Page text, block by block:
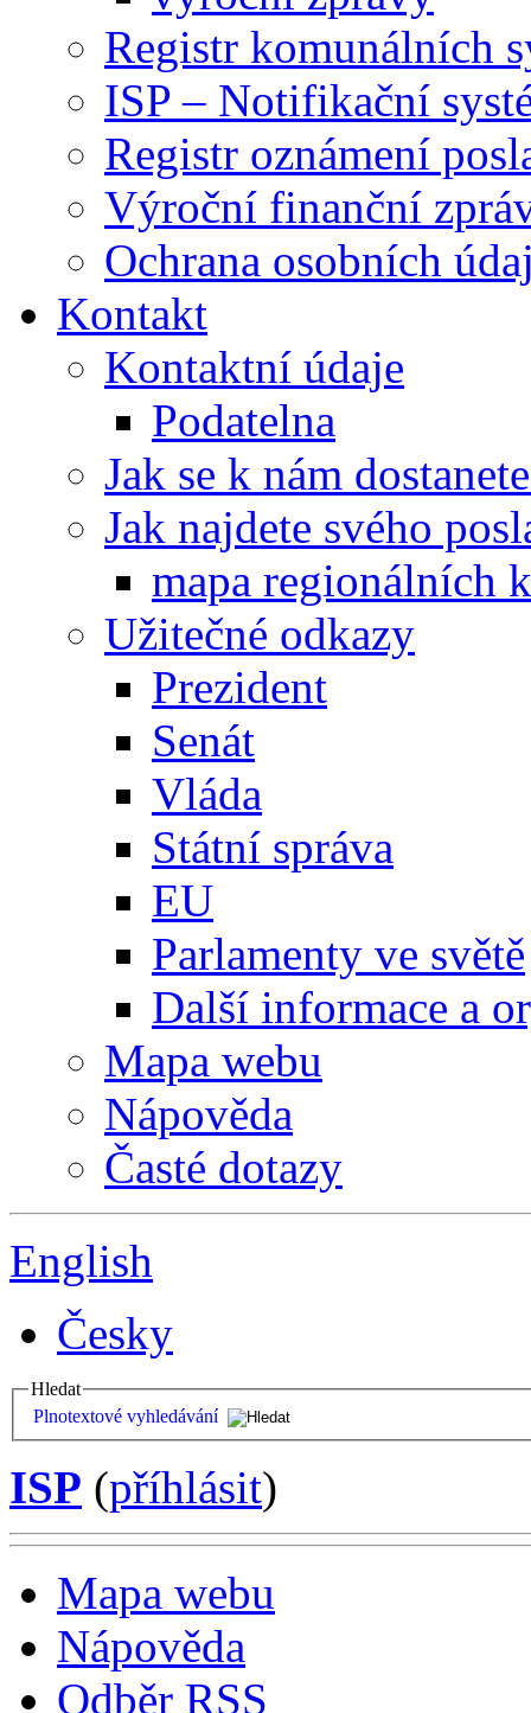
Registr komunálních
ISP – Notifikační
Registr oznámení
Výroční finanční
Ochrana osobních
Kontakt
Kontaktní údaje
Podatelna
Jak se k nám
Jak najdete svého
mapa regionálních
Užitečné odkazy
Prezident
Senát
Vláda
Státní správa
EU
Parlamenty ve světě
Další informace a
Mapa webu
Nápověda
Časté dotazy
English
Česky
Hledat
Plnotextové vyhledávání
ISP (příhlásit)
Mapa webu
Nápověda
Odběr RSS